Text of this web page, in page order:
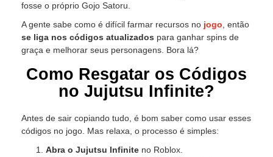
fosse o próprio Gojo Satoru.
A gente sabe como é difícil farmar recursos no jogo , então
se liga nos códigos atualizados para ganhar spins de
graça e melhorar seus personagens. Bora lá?
Como Resgatar os Códigos
no Jujutsu Infinite?
Antes de sair copiando tudo, é bom saber como usar esses
códigos no jogo. Mas relaxa, o processo é simples:
Abra o Jujutsu Infinite no Roblox.